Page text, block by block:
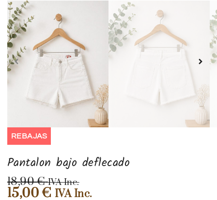
REBAJAS
Pantalon bajo deflecado
18,90€ IVA Inc.
15,00€ IVA Inc.